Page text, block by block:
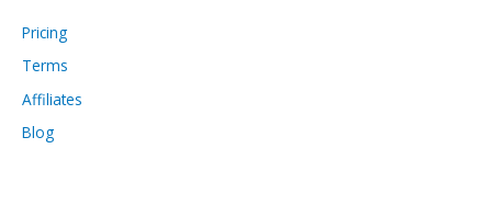
Pricing
Terms
Affiliates
Blog